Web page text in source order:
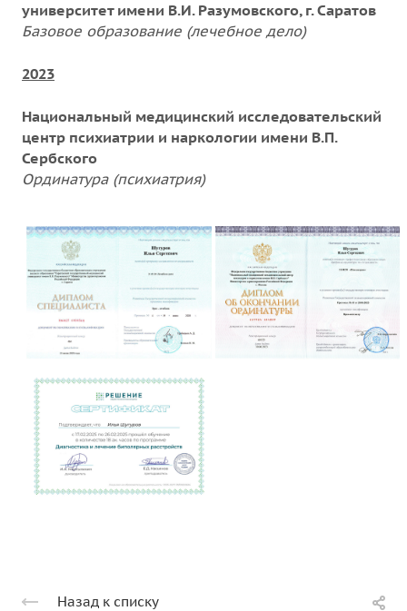
университет имени В.И. Разумовского, г. Саратов
Базовое образование (лечебное дело)
2023
Национальный медицинский исследовательский
центр психиатрии и наркологии имени В.П.
Сербского
Ординатура (психиатрия)
Назад к списку